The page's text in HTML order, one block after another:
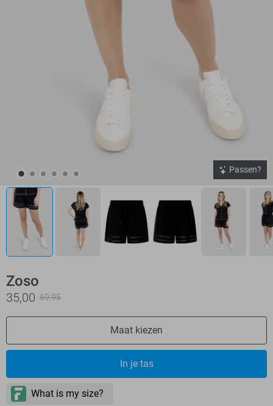
Passen?
Zoso
35,00 69,95
Maat kiezen
In je tas